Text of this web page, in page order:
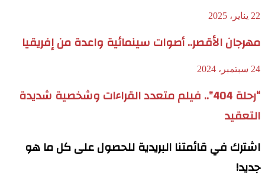
22 يناير، 2025
مهرجان الأقصر.. أصوات سينمائية واعدة من إفريقيا
24 سبتمبر، 2024
“رحلة 404”.. فيلم متعدد القراءات وشخصية شديدة
التعقيد
اشترك في قائمتنا البريدية للحصول على كل ما هو
جديد!